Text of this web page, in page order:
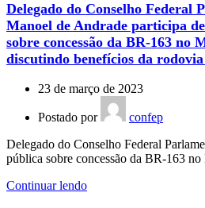
Delegado do Conselho Federal
Manoel de Andrade participa
sobre concessão da BR-163 no
discutindo benefícios da
23 de março de 2023
Postado por
confep
Delegado do Conselho Federal
pública sobre concessão da BR-163
Continuar lendo